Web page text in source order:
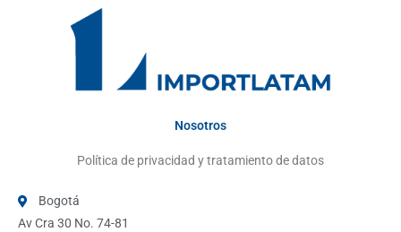
Nosotros
Política de privacidad y tratamiento de datos
Bogotá
Av Cra 30 No. 74-81